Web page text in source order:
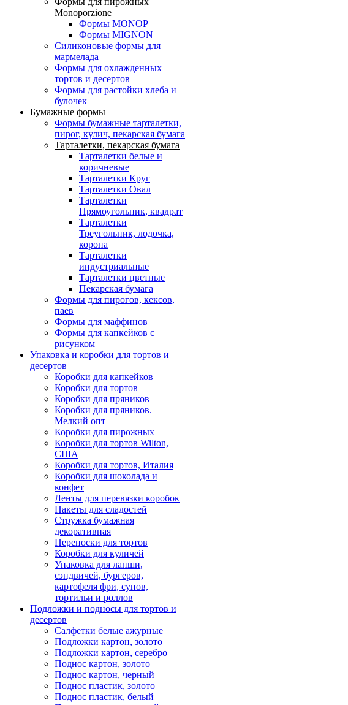
Monoporzione
Формы MONOP
Формы MIGNON
Силиконовые формы для
мармелада
Формы для oхлажденных
тортов и десертов
Формы для растойки хлеба и
булочек
Бумажные формы
Формы бумажные тарталетки,
пирог, кулич, пекарская бумага
Тарталетки, пекарская бумага
Тарталетки белые и
коричневые
Тарталетки Круг
Тарталетки Овал
Тарталетки
Прямоугольник, квадрат
Тарталетки
Треугольник, лодочка,
корона
Тарталетки
индустриальные
Тарталетки цветные
Пекарская бумага
Формы для пирогов, кексов,
паев
Формы для маффинов
Формы для капкейков с
рисунком
Упаковка и коробки для тортов и
десертов
Коробки для капкейков
Коробки для тортов
Коробки для пряников
Коробки для пряников.
Мелкий опт
Коробки для пирожных
Коробки для тортов Wilton,
США
Коробки для тортов, Италия
Коробки для шоколада и
конфет
Ленты для перевязки коробок
Пакеты для сладостей
Стружка бумажная
декоративная
Переноски для тортов
Коробки для куличей
Упаковка для лапши,
сэндвичей, бургеров,
картофеля фри, супов,
тортильи и роллов
Подложки и подносы для тортов и
десертов
Салфетки белые ажурные
Подложки картон, золото
Подложки картон, серебро
Поднос картон, золото
Поднос картон, черный
Поднос пластик, золото
Поднос пластик, белый